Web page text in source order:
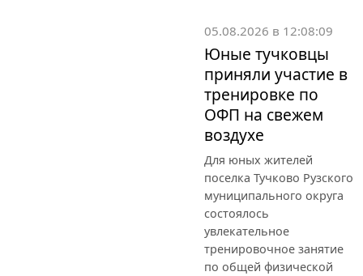
05.08.2026 в 12:08:09
Юные тучковцы
приняли участие в
тренировке по
ОФП на свежем
воздухе
Для юных жителей
поселка Тучково Рузского
муниципального округа
состоялось
увлекательное
тренировочное занятие
по общей физической